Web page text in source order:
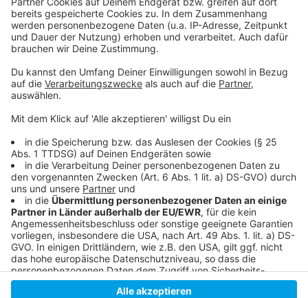
So haben wir bereits berichtet
Das schreibt die Düsseldorfer Feuerwehr
Die Düsseldorfer Feuerwehr
Weitere Nachrichten aus Düsseldorf
Anzeige
Anzeige